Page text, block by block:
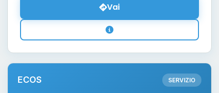
Vai
ECOS SERVIZIO